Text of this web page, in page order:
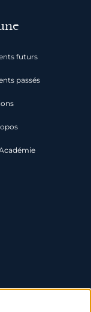
futurs
passés